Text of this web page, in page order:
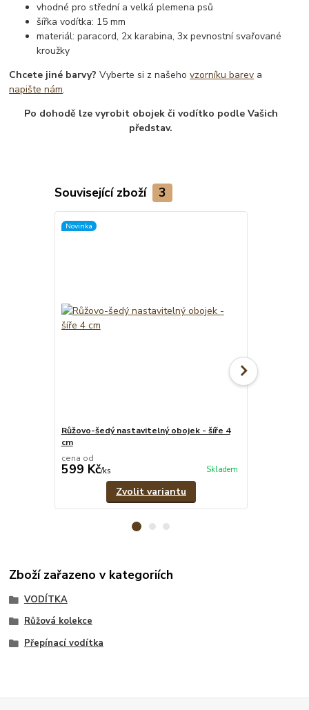
vhodné pro střední a velká plemena psů
šířka vodítka: 15 mm
materiál: paracord, 2x karabina, 3x pevnostní svařované
kroužky
Chcete jiné barvy? Vyberte si z našehovzorníku barev a
napište nám.
Po dohodě lze vyrobit obojek či vodítko podle Vašich
představ.
Související zboží 3
Novinka
Růžovo-šedý nastavitelný obojek - šíře 4
cm
cena od
599 Kč/ks Skladem
Zvolit variantu
Zboží zařazeno v kategoriích
VODÍTKA
Růžová kolekce
Přepínací vodítka